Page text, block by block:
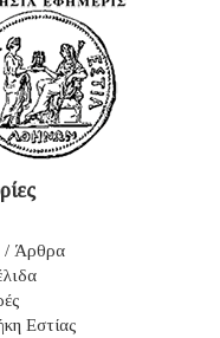
/ Άρθρα
Εστίας